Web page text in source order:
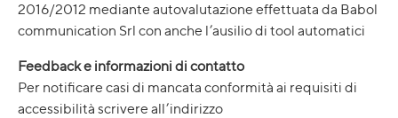
2016/2012 mediante autovalutazione effettuata da Babol
communication Srl con anche l’ausilio di tool automatici
Feedback e informazioni di contatto
Per notificare casi di mancata conformità ai requisiti di
accessibilità scrivere all’indirizzo